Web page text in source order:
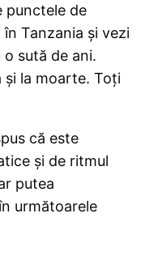
punctele de
Tanzania și vezi
sută de ani.
și la moarte. Toți
că este
și de ritmul
putea
următoarele